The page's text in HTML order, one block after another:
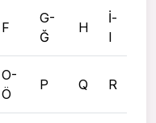
F
G-
Ğ
H
İ-
I
O-
Ö
P Q R